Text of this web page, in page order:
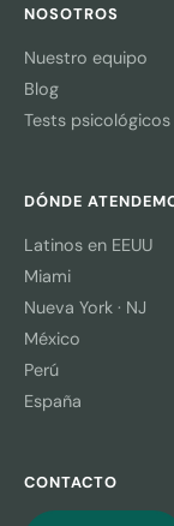
NOSOTROS
Nuestro equipo
Blog
Tests psicológicos
DÓNDE
Latinos en EEUU
Miami
Nueva York · NJ
México
Perú
España
CONTACTO